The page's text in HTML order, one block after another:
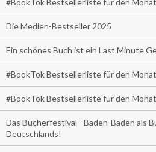
#BookTok Bestsellerliste für den
Die Medien-Bestseller 2025
Ein schönes Buch ist ein Last Minute
#BookTok Bestsellerliste für den
#BookTok Bestsellerliste für den
Das Bücherfestival - Baden-Baden als
Deutschlands!